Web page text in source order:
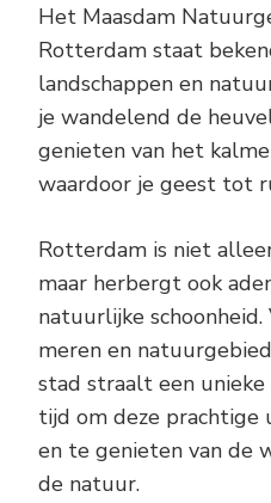
Het Maasdam
Rotterdam staat
landschappen en
je wandelend de
genieten van het
waardoor je geest tot
Rotterdam is niet
maar herbergt ook
natuurlijke
meren en
stad straalt een
tijd om deze prachtige
en te genieten van de
de natuur.